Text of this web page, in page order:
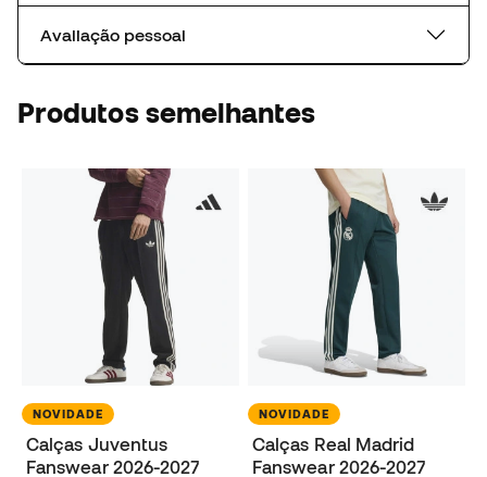
Avaliação pessoal
Produtos semelhantes
NOVIDADE
Calças Juventus
Fanswear 2026-2027
NOVIDADE
Calças Real Madrid
Fanswear 2026-2027